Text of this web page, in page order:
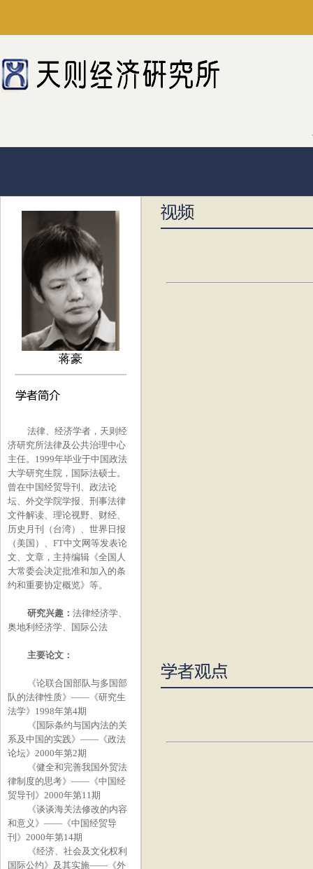
蒋豪
法律、经济学者，天则经
济研究所法律及公共治理中心
主任。 1999年毕业于中国政法
大学研究生院，国际法硕士。
曾在中国经贸导刊、政法论
坛、外交学院学报、刑事法律
文件解读、理论视野、财经、
历史月刊（台湾）、世界日报
（美国）、 FT中文网等发表论
文、文章，主持编辑《全国人
大常委会决定批准和加入的条
约和重要协定概览》等。
研究兴趣：法律经济学、
奥地利经济学、国际公法
主要论文：
《论联合国部队与多国部
队的法律性质》——《研究生
法学》 1998年第4期
《国际条约与国内法的关
系及中国的实践》——《政法
论坛》 2000年第2期
《健全和完善我国外贸法
律制度的思考》——《中国经
贸导刊》 2000年第11期
《谈谈海关法修改的内容
和意义》——《中国经贸导
刊》 2000年第14期
《经济、社会及文化权利
国际公约》及其实施——《外